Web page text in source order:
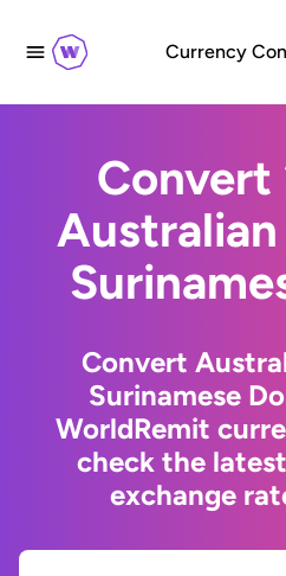
Currency
Convert
Surinamese
WorldRemit
check the
exchange